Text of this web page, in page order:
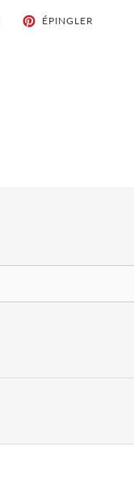
TWEETERÉPINGLER